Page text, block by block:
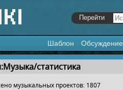
Шаблон Обсуждение
,поиск
статистика
музыкальных проектов: 1807